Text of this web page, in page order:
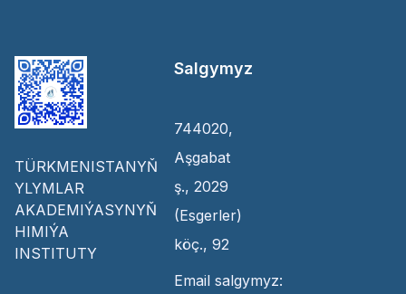
TÜRKMENISTANYŇ
YLYMLAR
AKADEMIÝASYNYŇ
HIMIÝA
INSTITUTY
Salgymyz
744020,
Aşgabat
ş., 2029
(Esgerler)
köç., 92
Email salgymyz: